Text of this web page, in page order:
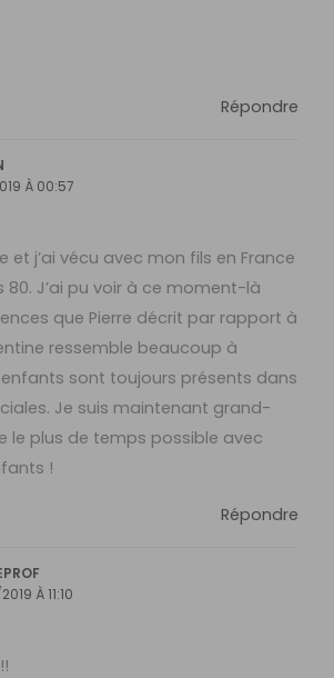
Répondre
À 00:57
et j’ai vécu avec mon fils en France
80. J’ai pu voir à ce moment-là
que Pierre décrit par rapport à
ressemble beaucoup à
enfants sont toujours présents dans
Je suis maintenant grand-
le plus de temps possible avec
!
Répondre
À 11:10